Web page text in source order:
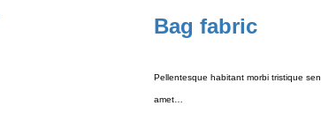
Bag fabric
Pellentesque habitant morbi tristique
amet…